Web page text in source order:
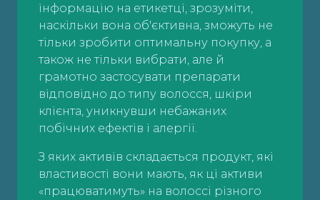
інформацію на етикетці, зрозуміти,
наскільки вона об'єктивна, зможуть не
тільки зробити оптимальну покупку, а
також не тільки вибрати, але й
грамотно застосувати препарати
відповідно до типу волосся, шкіри
клієнта, уникнувши небажаних
побічних ефектів і алергії.
З яких активів складається продукт, які
властивості вони мають, як ці активи
«працюватимуть» на волоссі різного